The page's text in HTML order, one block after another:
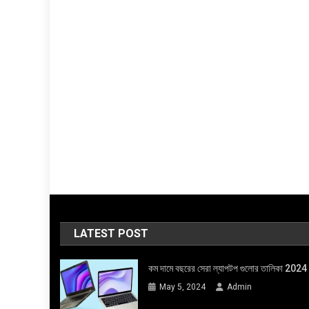
LATEST POST
কম দামে বছরের সেরা ল্যাপটপ গুলোর তালিকা 2024
May 5, 2024 Admin